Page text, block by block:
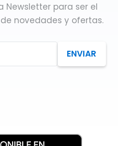
Newsletter para ser el
novedades y ofertas.
ENVIAR